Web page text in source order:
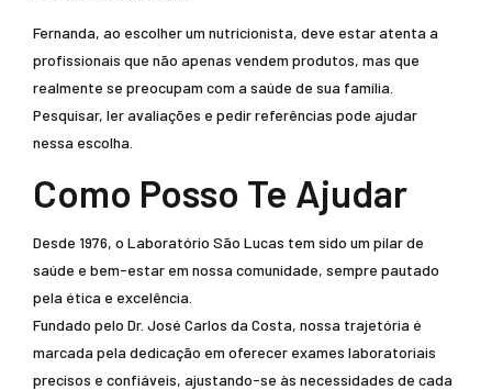
Fernanda, ao escolher um nutricionista, deve estar atenta a
profissionais que não apenas vendem produtos, mas que
realmente se preocupam com a saúde de sua família.
Pesquisar, ler avaliações e pedir referências pode ajudar
nessa escolha.
Como Posso Te Ajudar
Desde 1976, o Laboratório São Lucas tem sido um pilar de
saúde e bem-estar em nossa comunidade, sempre pautado
pela ética e excelência.
Fundado pelo Dr. José Carlos da Costa, nossa trajetória é
marcada pela dedicação em oferecer exames laboratoriais
precisos e confiáveis, ajustando-se às necessidades de cada